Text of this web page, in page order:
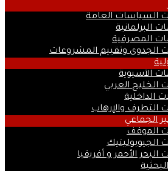
السياسات العامة
البرلمانية
المصرفية
الجدوى وتقييم المشروعات
الآسيوية
الخليج العربي
الداخلية
التطرف والإرهاب
الجماعي
الموقف
الجيوبوليتيك
البحر الأحمر و أفريقيا